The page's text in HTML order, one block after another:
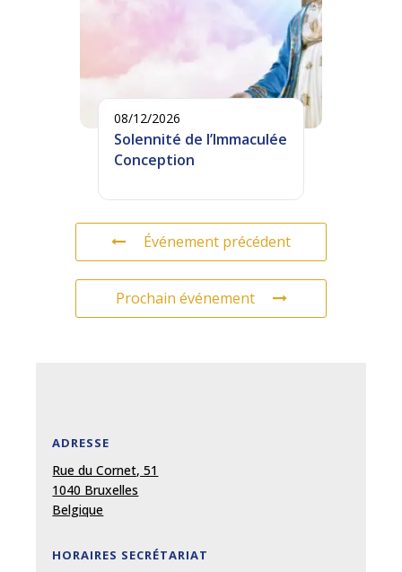
08/12/2026
Solennité de l’Immaculée
Conception
Événement précédent
Prochain événement
ADRESSE
Rue du Cornet, 51
1040 Bruxelles
Belgique
HORAIRES SECRÉTARIAT